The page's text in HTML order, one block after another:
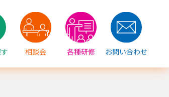
相談会 各種研修 お問い合わせ